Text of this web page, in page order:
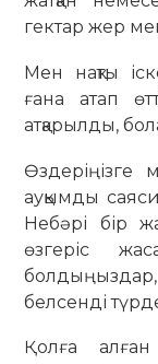
гектар жер
Мен нақты
ғана атап
атқарылды,
Өздеріңізге
ауқымды
Небәрі бір
өзгеріс
белсенді
Қолға